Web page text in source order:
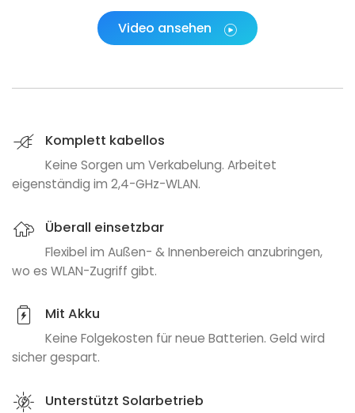
Video ansehen
Komplett kabellos
Keine Sorgen um Verkabelung. Arbeitet
eigenständig im 2,4-GHz-WLAN.
Überall einsetzbar
Flexibel im Außen- & Innenbereich anzubringen,
wo es WLAN-Zugriff gibt.
Mit Akku
Keine Folgekosten für neue Batterien. Geld wird
sicher gespart.
Unterstützt Solarbetrieb